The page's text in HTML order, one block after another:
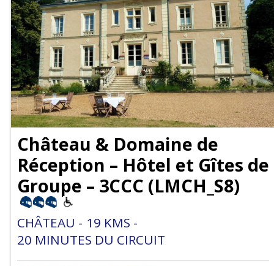
Château & Domaine de
Réception – Hôtel et Gîtes de
Groupe – 3CCC (LMCH_S8)
CHÂTEAU 19 KMS
20 MINUTES DU CIRCUIT